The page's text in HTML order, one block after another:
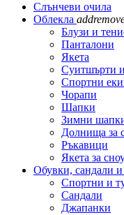
Слънчеви очила
Облекла add
Блузи и
Панталони
Якета
Суитшърти
Спортни
Чорапи
Шапки
Зимни
Долнища за
Ръкавици
Якета за
Обувки, сандали
Спортни и
Сандали
Джапанки